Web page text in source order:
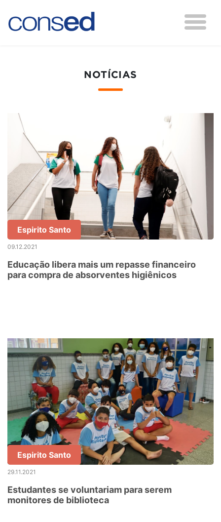
NOTÍCIAS
Espirito Santo
09.12.2021
Educação libera mais um repasse financeiro
para compra de absorventes higiênicos
Espirito Santo
29.11.2021
Estudantes se voluntariam para serem
monitores de biblioteca